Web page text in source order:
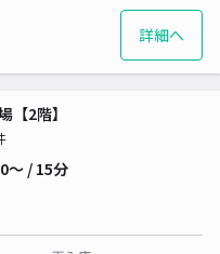
詳細へ
【2階】
〜 / 15分